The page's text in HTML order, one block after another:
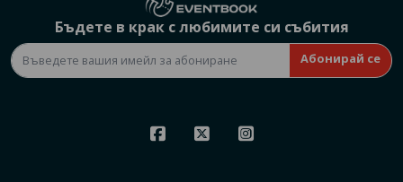
Бъдете в крак с любимите си събития
Абонирай се